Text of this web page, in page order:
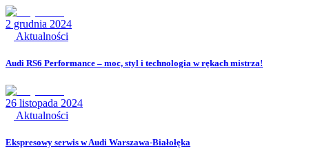
2 grudnia 2024
Aktualności
Audi RS6 Performance – moc, styl i technologia w rękach mistrza!
26 listopada 2024
Aktualności
Ekspresowy serwis w Audi Warszawa-Białołęka